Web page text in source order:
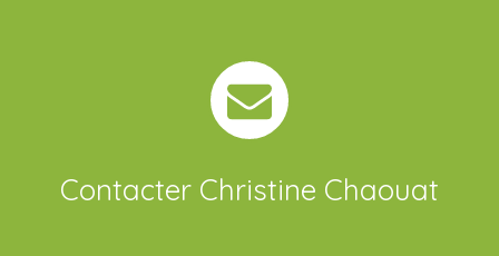
Contacter Christine Chaouat